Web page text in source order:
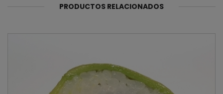
PRODUCTOS RELACIONADOS